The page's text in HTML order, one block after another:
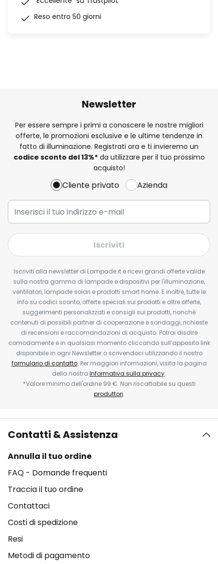
Reso entro 50 giorni
Newsletter
Per essere sempre i primi a conoscere le nostre migliori
offerte, le promozioni esclusive e le ultime tendenze in
fatto di illuminazione. Registrati ora e ti invieremo un
codice sconto del13%*da utilizzare per il tuo prossimo
acquisto!
Cliente privato Azienda
Iscriviti
Iscriviti alla newsletter di Lampade.it e ricevi grandi offerte valide
sulla nostra gamma di lampade e dispositivi per l'illuminazione,
ventilatori, lampade solari e prodotti smart home. E inoltre, tutte le
info su codici sconto, offerte speciali sui prodotti e altre offerte,
suggerimenti personalizzati e consigli sui prodotti, nonché
contenuti di possibili partner di cooperazione e sondaggi, richieste
di recensioni e raccomandazioni di acquisto. Potrai disdire
comodamente e in qualsiasi momento cliccando sull’apposito link
disponibile in ogni Newsletter o scrivendoci utilizzando il nostro
formulario di contatto. Per maggiori informazioni, visita la pagina
della nostra Informativa sulla privacy.
*Valore minimo dell'ordine 99 €. Non riscattabile su questi
produttori.
Contatti & Assistenza
Annulla il tuo ordine
FAQ - Domande frequenti
Traccia il tuo ordine
Contattaci
Costi di spedizione
Resi
Metodi di pagamento